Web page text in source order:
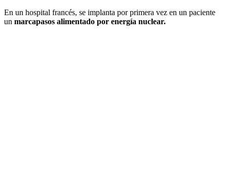
En un hospital francés, se implanta por primera vez en un paciente
un marcapasos alimentado por energía nuclear.